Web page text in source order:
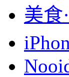
美食